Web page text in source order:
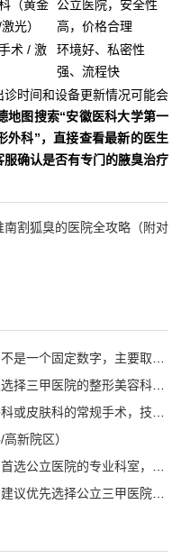
（黄金
光）
公立医院，安全性
高，价格合理
术 / 激
环境好、私密性
强、流程快
时间和设备更新情况可能会
地图搜索“安徽医科大学第一
外科”，直接查看最新的医生
确认是否有专门的腋臭治疗
割狐臭的医院全攻略（附对
新院区）